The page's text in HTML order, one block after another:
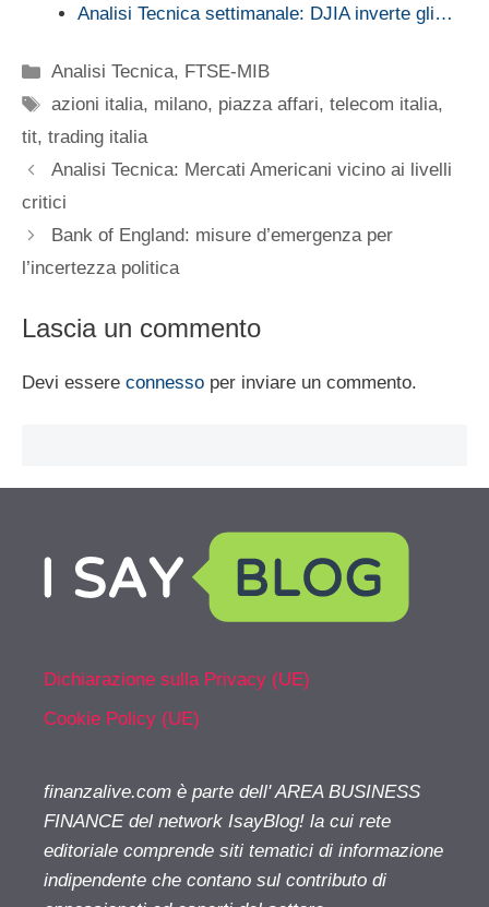
Analisi Tecnica settimanale: DJIA inverte gli…
Categorie
Analisi Tecnica, FTSE-MIB
Tag
azioni italia, milano, piazza affari,telecom italia,
tit, trading italia
Analisi Tecnica: Mercati Americani vicino ai livelli
critici
Bank of England: misure d’emergenza per
l’incertezza politica
Lascia un commento
Devi essere connesso per inviare un commento.
Dichiarazione sulla Privacy (UE)
Cookie Policy (UE)
finanzalive.com è parte dell' AREA BUSINESS
FINANCE del network IsayBlog! la cui rete
editoriale comprende siti tematici di informazione
indipendente che contano sul contributo di